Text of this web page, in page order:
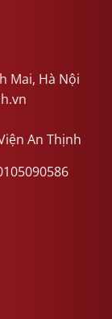
Mai, Hà Nội
An Thịnh